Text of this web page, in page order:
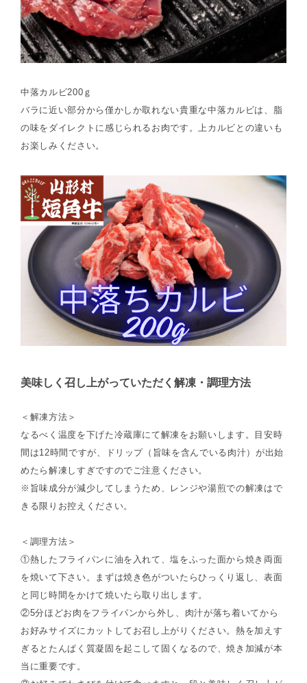
中落カルビ200ｇ
バラに近い部分から僅かしか取れない貴重な中落カルビは、脂
の味をダイレクトに感じられるお肉です。上カルビとの違いも
お楽しみください。
美味しく召し上がっていただく解凍・調理方法
＜解凍方法＞
なるべく温度を下げた冷蔵庫にて解凍をお願いします。目安時
間は12時間ですが、ドリップ（旨味を含んでいる肉汁）が出始
めたら解凍しすぎですのでご注意ください。
※旨味成分が減少してしまうため、レンジや湯煎での解凍はで
きる限りお控えください。
＜調理方法＞
①熱したフライパンに油を入れて、塩をふった面から焼き両面
を焼いて下さい。まずは焼き色がついたらひっくり返し、表面
と同じ時間をかけて焼いたら取り出します。
②5分ほどお肉をフライパンから外し、肉汁が落ち着いてから
お好みサイズにカットしてお召し上がりください。熱を加えす
ぎるとたんぱく質凝固を起こして固くなるので、焼き加減が本
当に重要です。